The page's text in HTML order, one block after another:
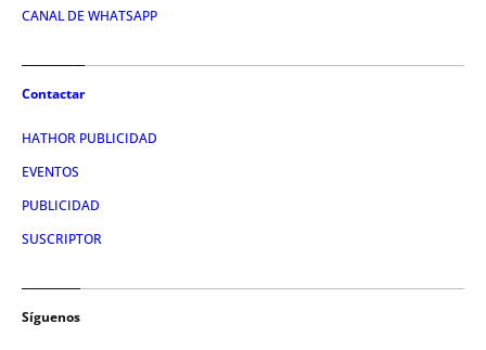
CANAL DE WHATSAPP
Contactar
HATHOR PUBLICIDAD
EVENTOS
PUBLICIDAD
SUSCRIPTOR
Síguenos